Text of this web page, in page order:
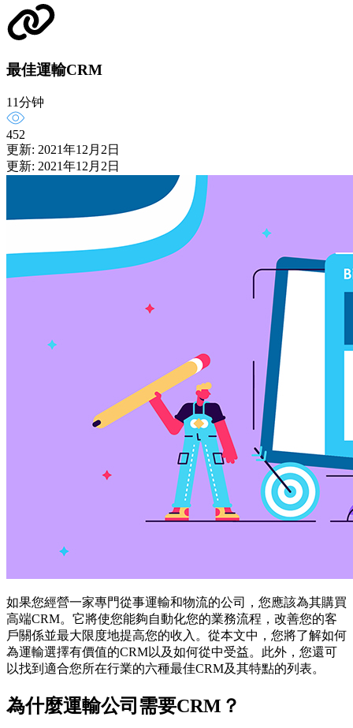
最佳運輸CRM
11分钟
452
更新: 2021年12月2日
更新: 2021年12月2日
如果您經營一家專門從事運輸和物流的公司，您應該為其購買
高端CRM。它將使您能夠自動化您的業務流程，改善您的客
戶關係並最大限度地提高您的收入。從本文中，您將了解如何
為運輸選擇有價值的CRM以及如何從中受益。此外，您還可
以找到適合您所在行業的六種最佳CRM及其特點的列表。
為什麼運輸公司需要CRM？